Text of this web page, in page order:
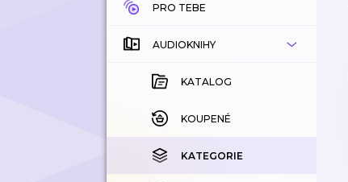
PRO TEBE
AUDIOKNIHY
KATALOG
KOUPENÉ
KATEGORIE